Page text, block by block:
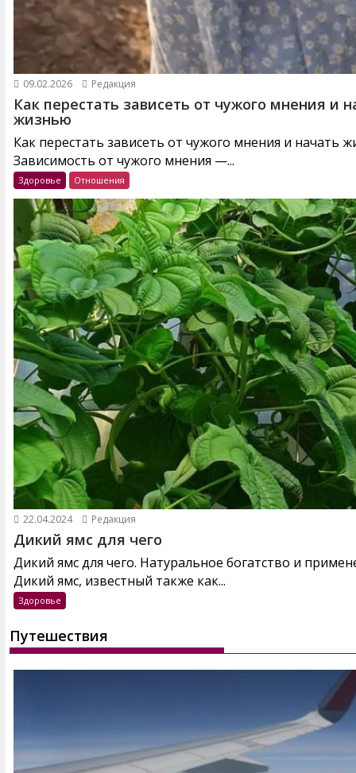
09.02.2026 Редакция
Как перестать зависеть от чужого мнения и
жизнью
Как перестать зависеть от чужого мнения и начать
Зависимость от чужого мнения —...
Здоровье Отношения
22.04.2024 Редакция
Дикий ямс для чего
Дикий ямс для чего. Натуральное богатство и
Дикий ямс, известный также как...
Здоровье
Путешествия